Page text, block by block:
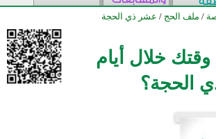
/ ملف الحج / عشر ذي الحجة
خلال أيام
الحجة؟